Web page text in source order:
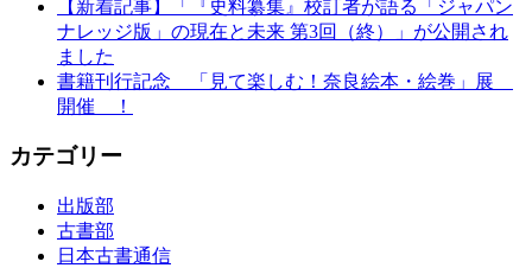
【新着記事】「『史料纂集』校訂者が語る「ジャパン
ナレッジ版」の現在と未来 第3回（終）」が公開され
ました
書籍刊行記念 「見て楽しむ！奈良絵本・絵巻」展
開催 ！
カテゴリー
出版部
古書部
日本古書通信